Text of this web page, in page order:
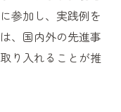
参加し、実践例を
、国内外の先進事
り入れることが推